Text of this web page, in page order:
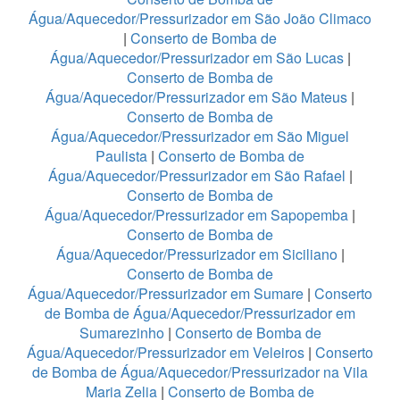
Água/Aquecedor/Pressurizador em São João Climaco
| Conserto de Bomba de
Água/Aquecedor/Pressurizador em São Lucas|
Conserto de Bomba de
Água/Aquecedor/Pressurizador em São Mateus |
Conserto de Bomba de
Água/Aquecedor/Pressurizador em São Miguel
Paulista | Conserto de Bomba de
Água/Aquecedor/Pressurizador em São Rafael |
Conserto de Bomba de
Água/Aquecedor/Pressurizador em Sapopemba |
Conserto de Bomba de
Água/Aquecedor/Pressurizador em Siciliano|
Conserto de Bomba de
Água/Aquecedor/Pressurizador em Sumare | Conserto
de Bomba de Água/Aquecedor/Pressurizador em
Sumarezinho| Conserto de Bomba de
Água/Aquecedor/Pressurizador em Veleiros | Conserto
de Bomba de Água/Aquecedor/Pressurizador na Vila
Maria Zelia | Conserto de Bomba de